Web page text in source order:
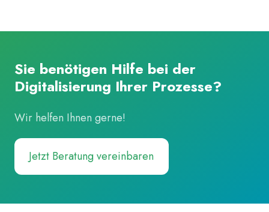
Sie benötigen Hilfe bei der
Digitalisierung Ihrer Prozesse?
Wir helfen Ihnen gerne!
Jetzt Beratung vereinbaren